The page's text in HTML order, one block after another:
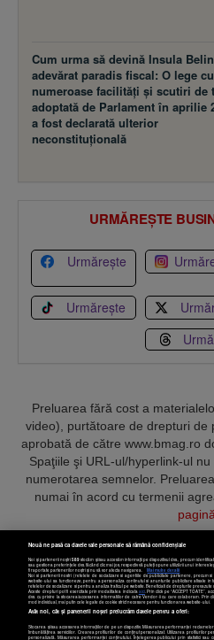
Cum urma să devină Insula
adevărat paradis fiscal: O lege cu
numeroase facilităţi şi scutiri de
adoptată de Parlament în aprilie
a fost declarată ulterior
neconstituţională
URMĂREȘTE
Urmărește
Urmărește
Preluarea fără cost a
video), purtătoare de drepturi de
aprobată de către www.bmag.ro
Spaţiile şi URL-ul/hyperlink-ul
numerotarea semnelor.
numai în acord cu termenii
pagină
Termeni și condiții
Copyright © 2025
Nouă ne pasă ca datele tale personale să rămână confidențiale
Noi și partenerii noștri589stocăm și/sau accesăm informații pe dispozitivul dvs., precum
sau gestiona preferințele dvs. făcând clic mai jos, respectiv vă puteți opune utilizării unui interes
fi raportate partenerilor noștri și nu vă vor afecta navigarea.
Mai multe detalii
Noi si partenerii nostri (retelele de socializare si agentiile de publicitate partenere, precum
website-ului sa functioneze, pentru a personaliza continutul si anunturile publicitare afisate
retelelor de socializare si pentru a analiza traficul pe website. Beneficiati de drepturile
Aceste drepturi pot fi exercitate prin modalitatea indicataaici. Prin click pe “ACCEPT TOATE”,
dvs. cu privire la stocarea/accesarea informatiilor de catre Vendor-ii cu care colaboram. Prin
mod individual, mai putin cele legate de cookie strict necesare pentru functionarea website-ului.
Atât noi, cât și partenerii noștri prelucrăm datele pentru a oferi:
Stocarea și/sau accesarea informațiilor de pe un dispozitiv. Măsurarea performanței
îmbunătățirea serviciilor. Crearea profilurilor de conținut personalizat. Utilizarea profilurilor
personalizată. Măsurarea performanței conținutului. Înțelegerea publicului prin statistici